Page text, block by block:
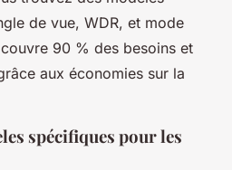
de vue, WDR, et mode
90 % des besoins et
aux économies sur la
spécifiques pour les